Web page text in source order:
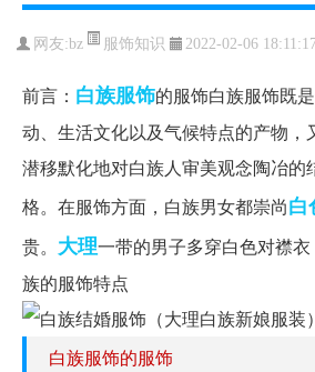
网友:bz 服饰知识 2022-02-06
前言： 白族服饰的服饰白族服饰既
动、生活文化以及气候特点的产物，
潜移默化地对白族人审美观念陶冶的
格。在服饰方面，白族男女都崇尚白
贵。 大理一带的男子多穿白色对襟
族的服饰特点
白族服饰的服饰